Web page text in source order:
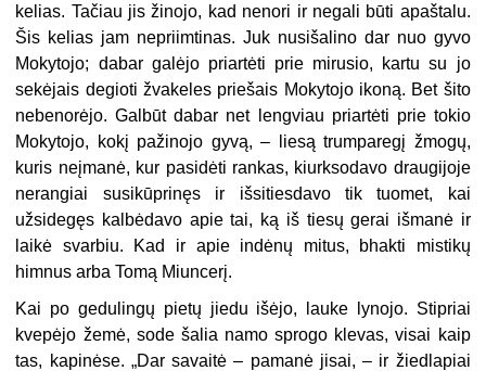
kelias. Tačiau jis žinojo, kad nenori ir negali būti apaštalu.
Šis kelias jam nepriimtinas. Juk nusišalino dar nuo gyvo
Mokytojo; dabar galėjo priartėti prie mirusio, kartu su jo
sekėjais degioti žvakeles priešais Mokytojo ikoną. Bet šito
nebenorėjo. Galbūt dabar net lengviau priartėti prie tokio
Mokytojo, kokį pažinojo gyvą, – liesą trumparegį žmogų,
kuris neįmanė, kur pasidėti rankas, kiurksodavo draugijoje
nerangiai susikūprinęs ir išsitiesdavo tik tuomet, kai
užsidegęs kalbėdavo apie tai, ką iš tiesų gerai išmanė ir
laikė svarbiu. Kad ir apie indėnų mitus, bhakti mistikų
himnus arba Tomą Miuncerį.
Kai po gedulingų pietų jiedu išėjo, lauke lynojo. Stipriai
kvepėjo žemė, sode šalia namo sprogo klevas, visai kaip
tas, kapinėse. „Dar savaitė – pamanė jisai, – ir žiedlapiai